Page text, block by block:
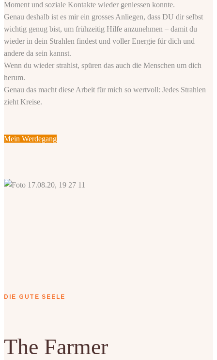
Moment und soziale Kontakte wieder geniessen konnte.
Genau deshalb ist es mir ein grosses Anliegen, dass DU dir selbst
wichtig genug bist, um frühzeitig Hilfe anzunehmen – damit du
wieder in dein Strahlen findest und voller Energie für dich und
andere da sein kannst.
Wenn du wieder strahlst, spüren das auch die Menschen um dich
herum.
Genau das macht diese Arbeit für mich so wertvoll: Jedes Strahlen
zieht Kreise.
Mein Werdegang
DIE GUTE SEELE
The Farmer